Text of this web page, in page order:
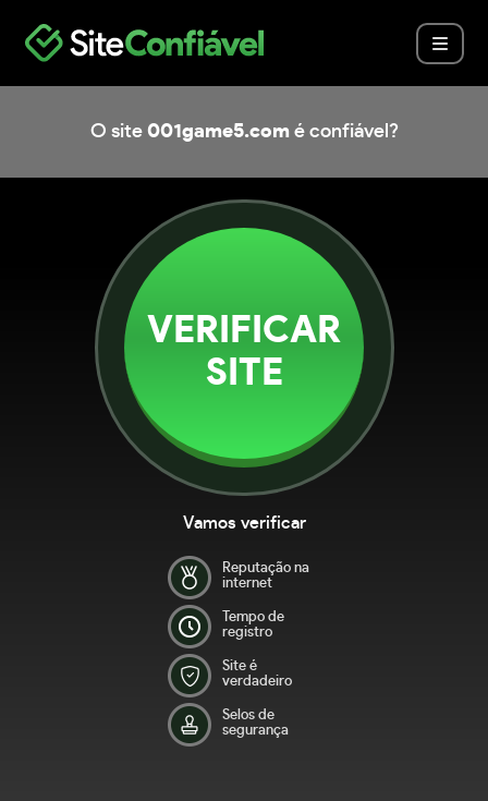
O site 001game5.com é confiável?
VERIFICAR
SITE
Vamos verificar
Reputação na
internet
Tempo de
registro
Site é
verdadeiro
Selos de
segurança